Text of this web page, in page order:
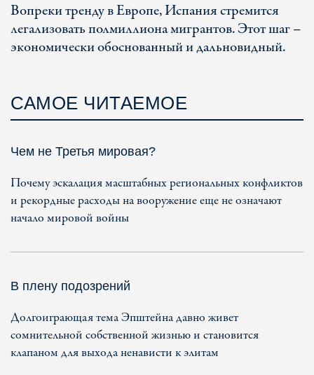
Вопреки тренду в Европе, Испания стремится
легализовать полмиллиона мигрантов. Этот шаг –
экономически обоснованный и дальновидный.
САМОЕ ЧИТАЕМОЕ
Чем не Третья мировая?
Почему эскалация масштабных региональных конфликтов
и рекордные расходы на вооружение еще не означают
начало мировой войны
В плену подозрений
Долгоиграющая тема Эпштейна давно живет
сомнительной собственной жизнью и становится
клапаном для выхода ненависти к элитам